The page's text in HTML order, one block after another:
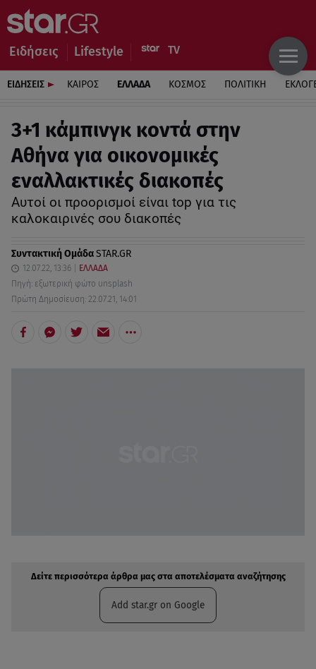
Ειδήσεις Lifestyle
ΕΙΔΗΣΕΙΣ ΚΑΙΡΟΣ ΕΛΛΑΔΑ ΚΟΣΜΟΣ ΠΟΛΙΤΙΚΗ
3+1 κάμπινγκ κοντά στην
Αθήνα για οικονομικές
εναλλακτικές διακοπές
Αυτοί οι προορισμοί είναι top για τις
καλοκαιρινές σου διακοπές
Συντακτική ΟμάδαSTAR.GR
12.07.22, 13:36
ΕΛΛΑΔΑ
Πηγή: εξωτερική φώτο unsplash
Πρώτη Δημοσίευση: 22.07.21, 14:01
Δείτε περισσότερα άρθρα μας στα αποτελέσματα αναζήτησης
Add star.gr on Google